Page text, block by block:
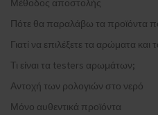
Μέθοδος αποστολής
Πότε θα παραλάβω τα προϊόντα
Γιατί να επιλέξετε τα αρώματα και
Τι είναι τα testers αρωμάτων;
Αντοχή των ρολογιών στο νερό
Μόνο αυθεντικά προϊόντα